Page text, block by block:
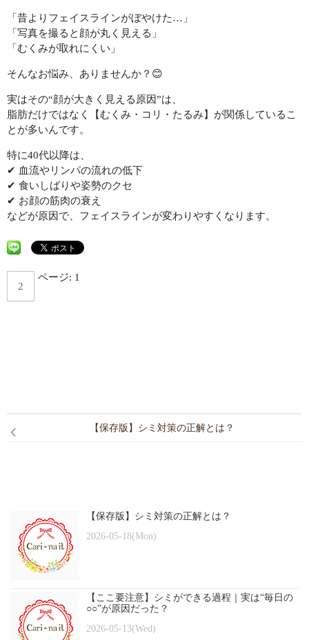
初回限定 ヒト幹細胞導入若返りジェットコース70分✨広島若返
り美人
初回限定 日焼け対策シミケアジェットコース70分
腸活
BODY
メイク
MAKE
初回限定 メイクレッスン30分✨広島メイク教室
LINEでご予約
LINE
お問い合わせ
「昔よりフェイスラインがぼやけた…」
「写真を撮ると顔が丸く見える」
「むくみが取れにくい」
そんなお悩み、ありませんか？😊
実はその“顔が大きく見える原因”は、
脂肪だけではなく【むくみ・コリ・たるみ】が関係しているこ
とが多いんです。
特に40代以降は、
✔︎ 血流やリンパの流れの低下
✔︎ 食いしばりや姿勢のクセ
✔︎ お顔の筋肉の衰え
などが原因で、フェイスラインが変わりやすくなります。
ページ: 1
2
【保存版】シミ対策の正解とは？
【保存版】シミ対策の正解とは？
2026-05-18(Mon)
【ここ要注意】シミができる過程｜実は“毎日の
○○”が原因だった？
2026-05-13(Wed)